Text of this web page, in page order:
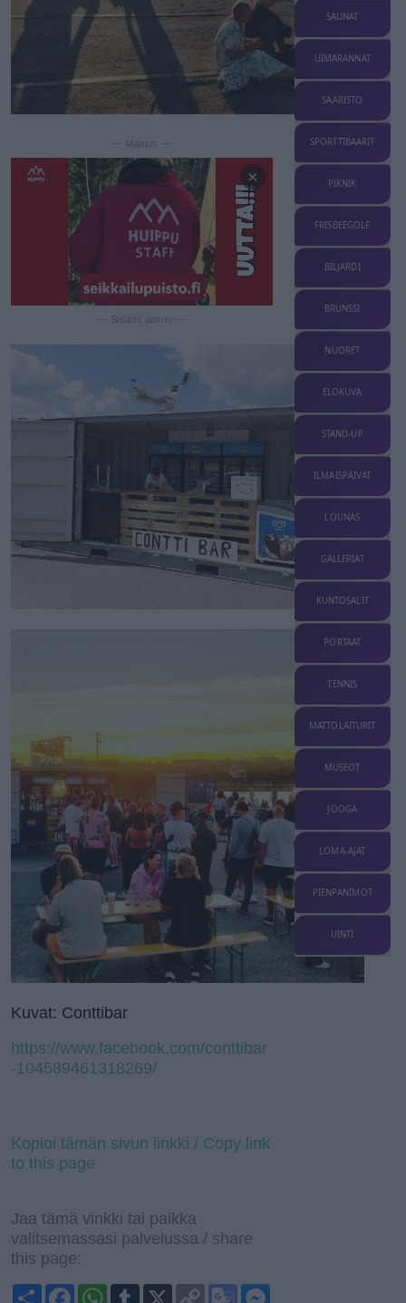
— Mainos —
×
— Sisältö jatkuu —
Kuvat: Conttibar
https://www.facebook.com/conttibar
-104589461318269/
Kopioi tämän sivun linkki / Copy link
to this page
Jaa tämä vinkki tai paikka
valitsemassasi palvelussa / share
this page:
S
F
W
T
C
G
SAUNAT
UIMARANNAT
SAARISTO
SPORTTIBAARIT
PIKNIK
FRISBEEGOLF
BILJARDI
BRUNSSI
NUORET
ELOKUVA
STAND-UP
ILMAISPÄIVÄT
LOUNAS
GALLERIAT
KUNTOSALIT
PORTAAT
TENNIS
MATTOLAITURIT
MUSEOT
JOOGA
LOMA-AJAT
PIENPANIMOT
UINTI